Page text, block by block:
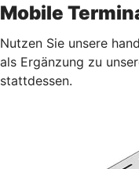
Mobile
Nutzen Sie unsere
als Ergänzung zu
stattdessen.